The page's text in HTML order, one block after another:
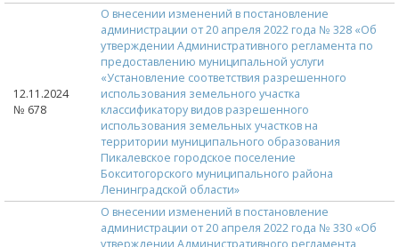
12.11.2024
№ 678
О внесении изменений в постановление
администрации от 20 апреля 2022 года № 328 «Об
утверждении Административного регламента по
предоставлению муниципальной услуги
«Установление соответствия разрешенного
использования земельного участка
классификатору видов разрешенного
использования земельных участков на
территории муниципального образования
Пикалевское городское поселение
Бокситогорского муниципального района
Ленинградской области»
О внесении изменений в постановление
администрации от 20 апреля 2022 года № 330 «Об
утверждении Административного регламента